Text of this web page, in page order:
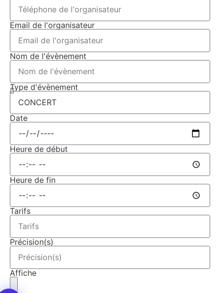
Email de l'organisateur
Nom de l'évènement
Type d'évènement
Date
Heure de début
Heure de fin
Tarifs
Précision(s)
Affiche